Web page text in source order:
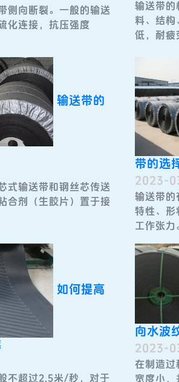
侧向断裂。一般的输送
化连接，抗压强度
输送带的
料、结构
低，耐疲
输送带的
式输送带​和钢丝芯传送
合剂（生胶片）置于接
带的选
2023-
输送带的
特性、形
工作张力
如何提高
不超过2.5米/秒，对于
向水波
2023-
在制造过
宽度小